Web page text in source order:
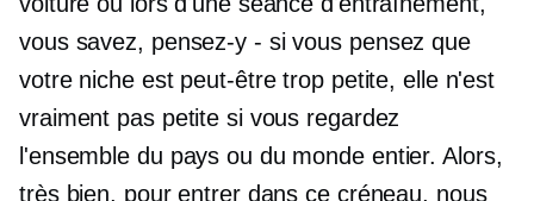
vous savez, pensez-y - si vous pensez que
votre niche est peut-être trop petite, elle n'est
vraiment pas petite si vous regardez
l'ensemble du pays ou du monde entier. Alors,
très bien, pour entrer dans ce créneau, nous